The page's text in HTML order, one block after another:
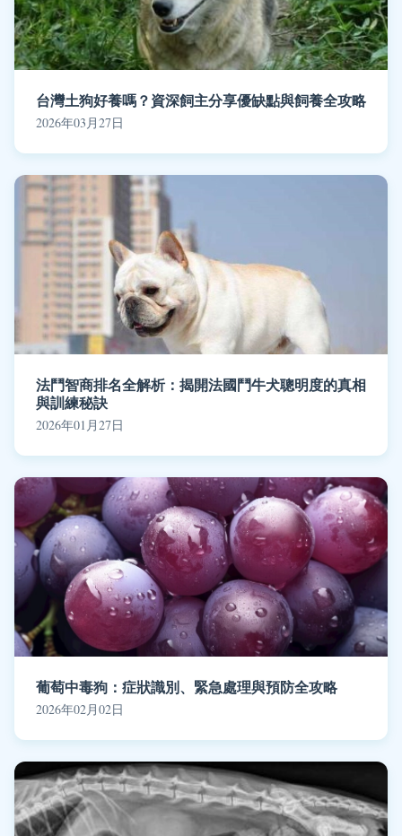
台灣土狗好養嗎？資深飼主分享優缺點與飼養全攻略
2026年03月27日
法鬥智商排名全解析：揭開法國鬥牛犬聰明度的真相
與訓練秘訣
2026年01月27日
葡萄中毒狗：症狀識別、緊急處理與預防全攻略
2026年02月02日